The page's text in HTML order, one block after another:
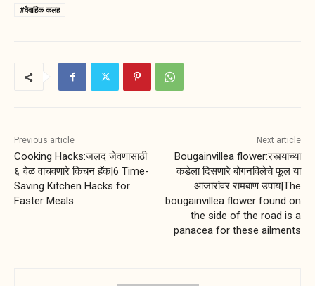
#वैवाहिक कलह
Previous article
Cooking Hacks:जलद जेवणासाठी
६ वेळ वाचवणारे किचन हॅक|6 Time-
Saving Kitchen Hacks for
Faster Meals
Next article
Bougainvillea flower:रस्त्याच्या
कडेला दिसणारे बोगनविलेचे फूल या
आजारांवर रामबाण उपाय|The
bougainvillea flower found on
the side of the road is a
panacea for these ailments